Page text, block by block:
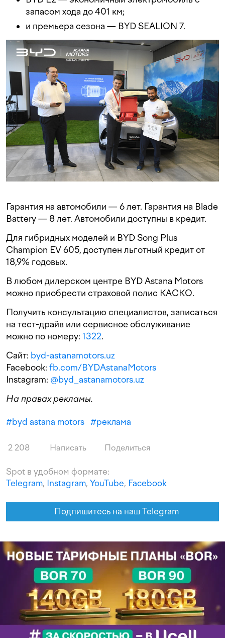
запасом хода до 401 км;
и премьера сезона — BYD SEALION 7.
Гарантия на автомобили — 6 лет. Гарантия на Blade
Battery — 8 лет. Автомобили доступны в кредит.
Для гибридных моделей и BYD Song Plus
Champion EV 605, доступен льготный кредит от
18,9% годовых.
В любом дилерском центре BYD Astana Motors
можно приобрести страховой полис КАСКО.
Получить консультацию специалистов, записаться
на тест-драйв или сервисное обслуживание
можно по номеру: 1322.
Cайт: byd-astanamotors.uz
Facebook: fb.com/BYDAstanaMotors
Instagram: @byd_astanamotors.uz
На правах рекламы.
#byd astana motors #реклама
2 208 Написать Поделиться
Spot в удобном формате:
Telegram, Instagram, YouTube, Facebook
Подпишитесь на наш Telegram